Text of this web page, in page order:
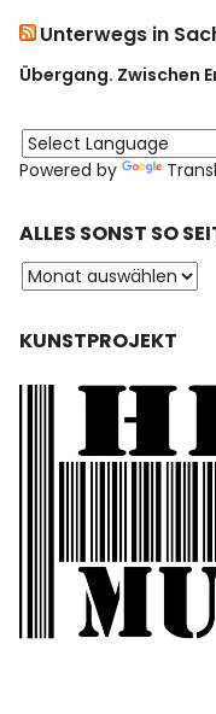
Unterwegs in
Übergang. Zwischen
Powered by
ALLES SONST SO
KUNSTPROJEKT